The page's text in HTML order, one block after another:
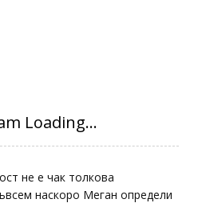
не е чак толкова
наскоро Меган определи